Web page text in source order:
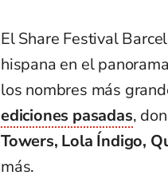
El Share Festival
hispana en el
los nombres más
ediciones pasadas,
Towers, Lola Índigo,
más.